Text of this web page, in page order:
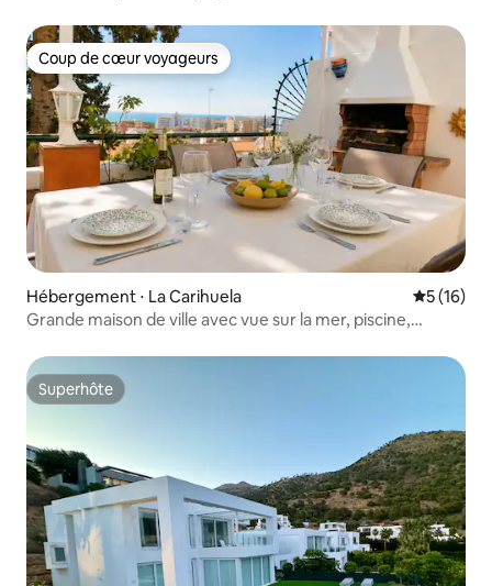
Coup de cœur voyageurs
Coup de cœur voyageurs
Hébergement ⋅ La Carihuela
5 (16)
Grande maison de ville avec vue sur la mer, piscine,
Superhôte
Superhôte